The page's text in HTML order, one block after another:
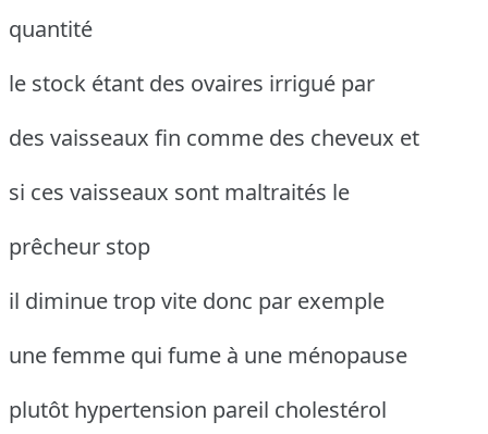
quantité
le stock étant des ovaires irrigué par
des vaisseaux fin comme des cheveux et
si ces vaisseaux sont maltraités le
prêcheur stop
il diminue trop vite donc par exemple
une femme qui fume à une ménopause
plutôt hypertension pareil cholestérol